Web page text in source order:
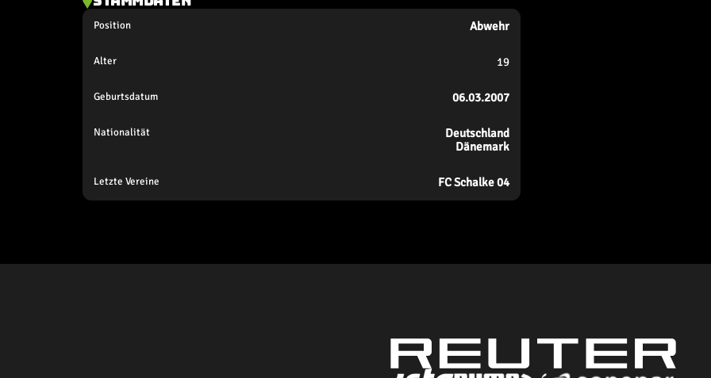
Position Abwehr
Alter 19
Geburtsdatum 06.03.2007
Nationalität
Deutschland
Dänemark
Letzte Vereine FC Schalke 04